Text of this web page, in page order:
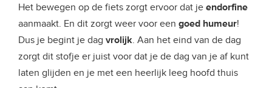
Het bewegen op de fiets zorgt ervoor dat je endorfine
aanmaakt. En dit zorgt weer voor een goed humeur!
Dus je begint je dag vrolijk. Aan het eind van de dag
zorgt dit stofje er juist voor dat je de dag van je af kunt
laten glijden en je met een heerlijk leeg hoofd thuis